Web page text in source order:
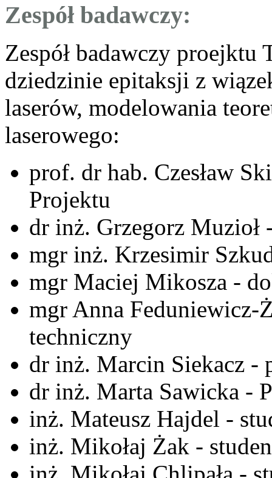
Zespół badawczy:
Zespół badawczy proejktu
dziedzinie epitaksji z
laserów, modelowania
laserowego:
prof. dr hab. Czesław
Projektu
dr inż. Grzegorz Muzioł
mgr inż. Krzesimir
mgr Maciej Mikosza -
mgr Anna Feduniewicz-
techniczny
dr inż. Marcin Siekacz -
dr inż. Marta Sawicka -
inż. Mateusz Hajdel -
inż. Mikołaj Żak -